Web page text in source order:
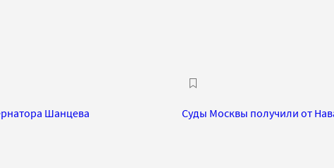
Шанцева Суды Москвы получили от